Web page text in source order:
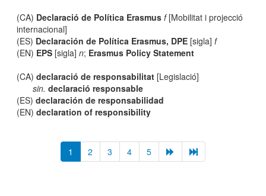
(CA) Declaració de Política Erasmus f[Mobilitat i projecció
internacional]
(ES) Declaración de Política Erasmus, DPE [sigla]f
(EN) EPS [sigla]n; Erasmus Policy Statement
(CA)declaració de responsabilitat [Legislació]
sin. declaració responsable
(ES)declaración de responsabilidad
(EN)declaration of responsibility
1 2 3 4 5